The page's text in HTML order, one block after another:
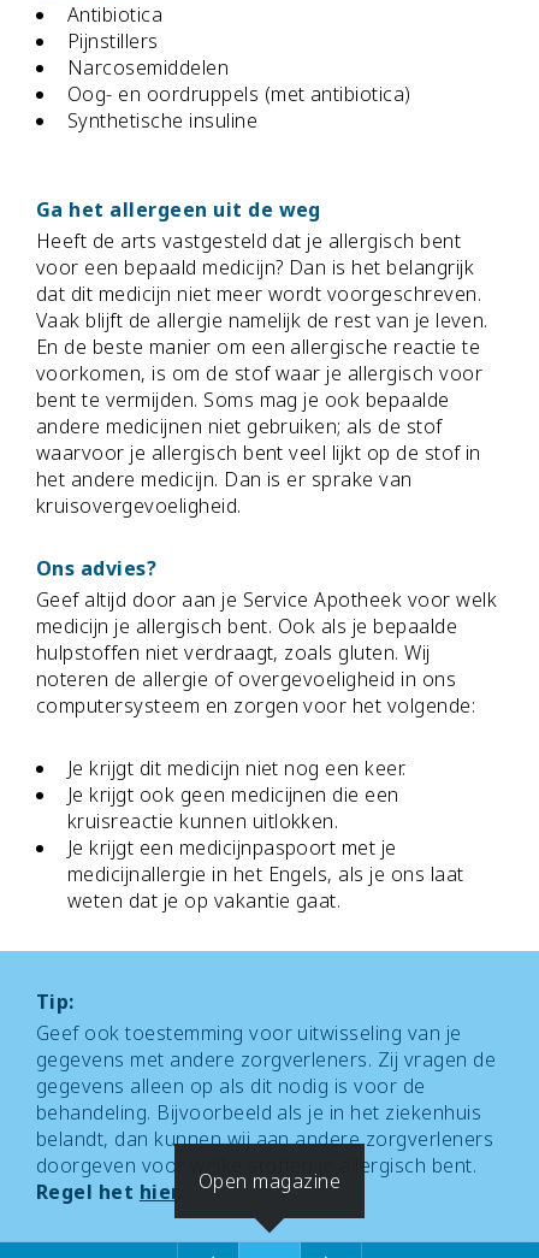
Open magazine
Antibiotica
Pijnstillers
Narcosemiddelen
Oog- en oordruppels (met antibiotica)
Synthetische insuline
Ga het allergeen uit de weg
Heeft de arts vastgesteld dat je allergisch bent
voor een bepaald medicijn? Dan is het belangrijk
dat dit medicijn niet meer wordt voorgeschreven.
Vaak blijft de allergie namelijk de rest van je leven.
En de beste manier om een allergische reactie te
voorkomen, is om de stof waar je allergisch voor
bent te vermijden. Soms mag je ook bepaalde
andere medicijnen niet gebruiken; als de stof
waarvoor je allergisch bent veel lijkt op de stof in
het andere medicijn. Dan is er sprake van
kruisovergevoeligheid.
Ons advies?
Geef altijd door aan je Service Apotheek voor welk
medicijn je allergisch bent. Ook als je bepaalde
hulpstoffen niet verdraagt, zoals gluten. Wij
noteren de allergie of overgevoeligheid in ons
computersysteem en zorgen voor het volgende:
Je krijgt dit medicijn niet nog een keer.
Je krijgt ook geen medicijnen die een
kruisreactie kunnen uitlokken.
Je krijgt een medicijnpaspoort met je
medicijnallergie in het Engels, als je ons laat
weten dat je op vakantie gaat.
Tip:
Geef ook toestemming voor uitwisseling van je
gegevens met andere zorgverleners. Zij vragen de
gegevens alleen op als dit nodig is voor de
behandeling. Bijvoorbeeld als je in het ziekenhuis
belandt, dan kunnen wij aan andere zorgverleners
doorgeven voor welke stoffen je allergisch bent.
Regel het hier